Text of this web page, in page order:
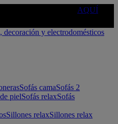
AQUÍ
Sofás camaSofás 2
pielSofás relaxSofás
Sillones relaxSillones relax